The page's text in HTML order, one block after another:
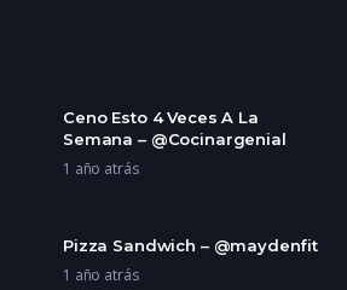
Ceno Esto 4 Veces A La
Semana – @Cocinargenial
1 año atrás
Pizza Sandwich – @maydenfit
1 año atrás